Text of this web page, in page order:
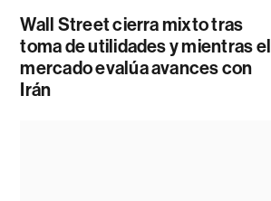
Wall Street cierra mixto tras
toma de utilidades y mientras el
mercado evalúa avances con
Irán